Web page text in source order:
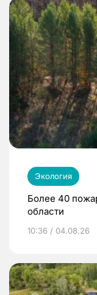
Экология
Более 40
области
10:36 / 04.08.26